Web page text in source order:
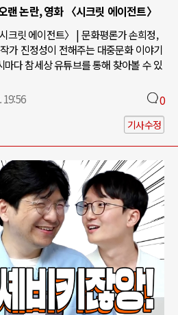
랜 논란, 영화 〈시크릿 에이전트〉
크릿 에이전트〉 | 문화평론가 손희정,
가 진정성이 전해주는 대중문화 이야기
마다 참세상 유튜브를 통해 찾아볼 수 있
19:56 0
기사수정